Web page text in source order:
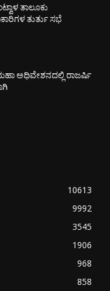
ತಾಲೂಕು
ತುರ್ತು ಸಭೆ
ಅಧಿವೇಶನದಲ್ಲಿ ರಾಜರ್ಷಿ
10613
9992
3545
1906
968
858